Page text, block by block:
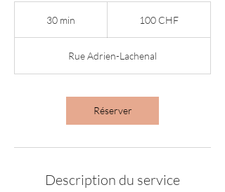
30 min
i
n
100 CHF
Rue Adrien-Lachenal
Réserver
Description du service